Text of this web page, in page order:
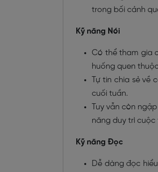
trong bối cảnh
Kỹ năng Nói
Có thể tham gia
huống quen
Tự tin chia sẻ
cuối tuần.
Tuy vẫn còn
năng duy trì cuộc
Kỹ năng Đọc
Dễ dàng đọc